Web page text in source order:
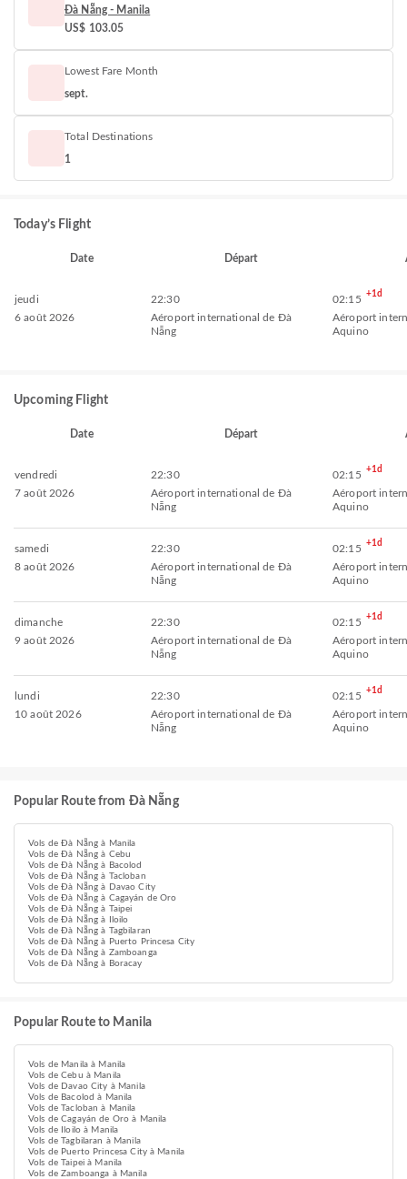
Đà Nẵng - Manila
US$ 103.05
Lowest Fare Month
sept.
Total Destinations
1
Today’s Flight
Date Départ
jeudi
6 août 2026
22:30
Aéroport international de Đà
Nẵng
02:15 +1d
Aéroport
Aquino
Upcoming Flight
Date Départ
vendredi
7 août 2026
22:30
Aéroport international de Đà
Nẵng
02:15 +1d
Aéroport
Aquino
samedi
8 août 2026
22:30
Aéroport international de Đà
Nẵng
02:15 +1d
Aéroport
Aquino
dimanche
9 août 2026
22:30
Aéroport international de Đà
Nẵng
02:15 +1d
Aéroport
Aquino
lundi
10 août 2026
22:30
Aéroport international de Đà
Nẵng
02:15 +1d
Aéroport
Aquino
Popular Route from Đà Nẵng
Vols de Đà Nẵng à Manila
Vols de Đà Nẵng à Cebu
Vols de Đà Nẵng à Bacolod
Vols de Đà Nẵng à Tacloban
Vols de Đà Nẵng à Davao City
Vols de Đà Nẵng à Cagayán de Oro
Vols de Đà Nẵng à Taipei
Vols de Đà Nẵng à Iloilo
Vols de Đà Nẵng à Tagbilaran
Vols de Đà Nẵng à Puerto Princesa City
Vols de Đà Nẵng à Zamboanga
Vols de Đà Nẵng à Boracay
Popular Route to Manila
Vols de Manila à Manila
Vols de Cebu à Manila
Vols de Davao City à Manila
Vols de Bacolod à Manila
Vols de Tacloban à Manila
Vols de Cagayán de Oro à Manila
Vols de Iloilo à Manila
Vols de Tagbilaran à Manila
Vols de Puerto Princesa City à Manila
Vols de Taipei à Manila
Vols de Zamboanga à Manila